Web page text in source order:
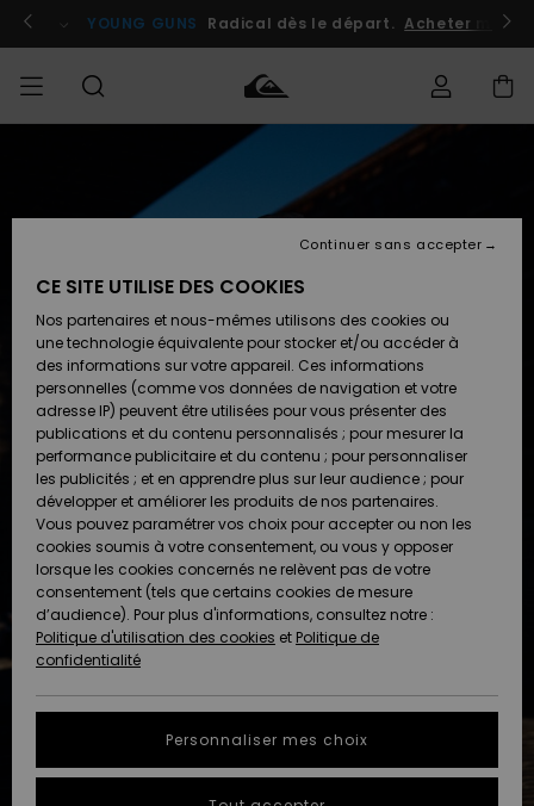
l'information
le
Se connecter / s'inscrire
YOUNG GUNS Radical dès le départ. Acheter
Vêtements
Chaussures
& Tongs
Surf
Snow
Nouveautés
A
Découvrir
Vêtements
Chaussures
& Tongs
Surf
Snow
Nouveautés
A
Découvrir
FEMME
Shop
A
Découvrir
Snow
SURF
Surf
Shop
Surf
Shop
Enfant
Highlights
Communauté
SNOW
Snow
Shop
Snow
Shop
Enfant
Snow
Shop
Femme
A
Découvrir
Communauté
OUTLET
Outlet
Homme
Enfant
Outlet
Femme
AIDE &
CONTACT
Accéder à
ma
Retours
Paiement
Carte
Cadeau
Quiksilver
Freedom
Protection
des
tailles
MAGASINS
QUIKSILVER
CE SITE UTILISE DES COOKIES
Nos partenaires et nous-mêmes utilisons des cookies ou
une technologie équivalente pour stocker et/ou accéder à
des informations sur votre appareil. Ces informations
personnelles (comme vos données de navigation et votre
adresse IP) peuvent être utilisées pour vous présenter des
publications et du contenu personnalisés ; pour mesurer la
performance publicitaire et du contenu ; pour personnaliser
les publicités ; et en apprendre plus sur leur audience ; pour
développer et améliorer les produits de nos partenaires.
Vous pouvez paramétrer vos choix pour accepter ou non les
cookies soumis à votre consentement, ou vous y opposer
lorsque les cookies concernés ne relèvent pas de votre
consentement (tels que certains cookies de mesure
d’audience). Pour plus d'informations, consultez notre :
Politique d'utilisation des cookies et Politique de
confidentialité
Personnaliser mes choix
Continuer sans accepter